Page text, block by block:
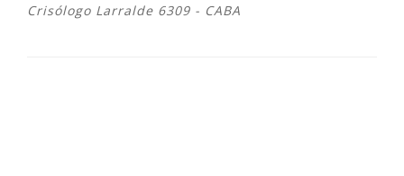
Crisólogo Larralde 6309 - CABA